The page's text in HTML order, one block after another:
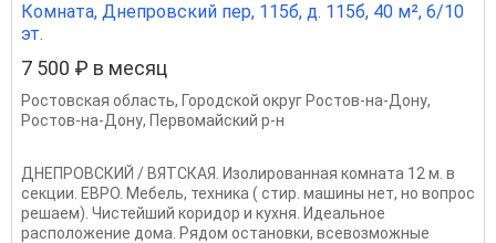
Комната, Днепровский пер, 115б, д. 115б, 40 м², 6/10
эт.
7 500 ₽ в месяц
Ростовская область, Городской округ Ростов-на-Дону,
Ростов-на-Дону, Первомайский р-н
ДНЕПРОВСКИЙ / ВЯТСКАЯ. Изолированная комната 12 м. в
секции. ЕВРО. Мебель, техника ( стир. машины нет, но вопрос
решаем). Чистейший коридор и кухня. Идеальное
расположение дома. Рядом остановки, всевозможные